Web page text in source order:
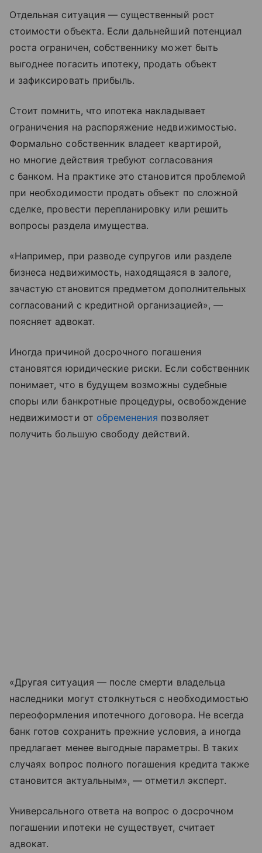
Отдельная ситуация — существенный рост
стоимости объекта. Если дальнейший потенциал
роста ограничен, собственнику может быть
выгоднее погасить ипотеку, продать объект
и зафиксировать прибыль.
Стоит помнить, что ипотека накладывает
ограничения на распоряжение недвижимостью.
Формально собственник владеет квартирой,
но многие действия требуют согласования
с банком. На практике это становится проблемой
при необходимости продать объект по сложной
сделке, провести перепланировку или решить
вопросы раздела имущества.
«Например, при разводе супругов или разделе
бизнеса недвижимость, находящаяся в залоге,
зачастую становится предметом дополнительных
согласований с кредитной организацией», —
поясняет адвокат.
Иногда причиной досрочного погашения
становятся юридические риски. Если собственник
понимает, что в будущем возможны судебные
споры или банкротные процедуры, освобождение
недвижимости от обременения позволяет
получить большую свободу действий.
«Другая ситуация — после смерти владельца
наследники могут столкнуться с необходимостью
переоформления ипотечного договора. Не всегда
банк готов сохранить прежние условия, а иногда
предлагает менее выгодные параметры. В таких
случаях вопрос полного погашения кредита также
становится актуальным», — отметил эксперт.
Универсального ответа на вопрос о досрочном
погашении ипотеки не существует, считает
адвокат.